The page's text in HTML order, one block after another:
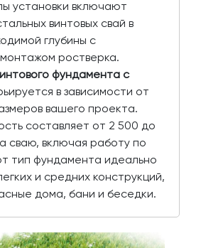
установки включают
винтовых свай в
глубины с
ростверка.
фундамента с
в зависимости от
вашего проекта.
составляет от 2 500 до
сваю, включая работу по
тип фундамента идеально
и средних конструкций,
дома, бани и беседки.